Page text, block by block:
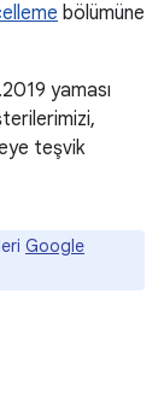
bölümüne
yaması
teşvik
Google